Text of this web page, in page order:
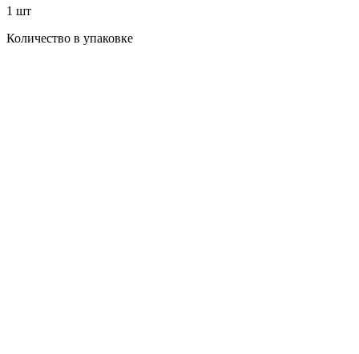
1 шт
Количество в упаковке